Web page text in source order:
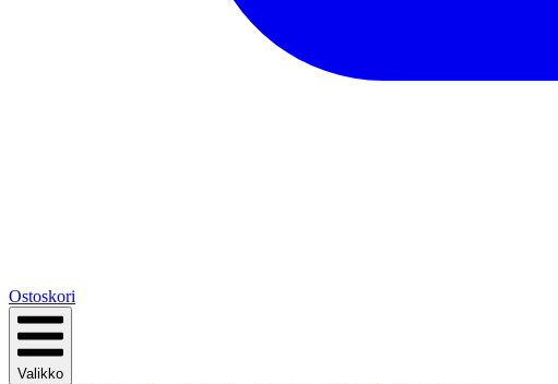
Ostoskori
Valikko